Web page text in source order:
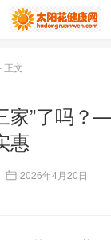
正文
家”了吗
惠
2026年4月20日